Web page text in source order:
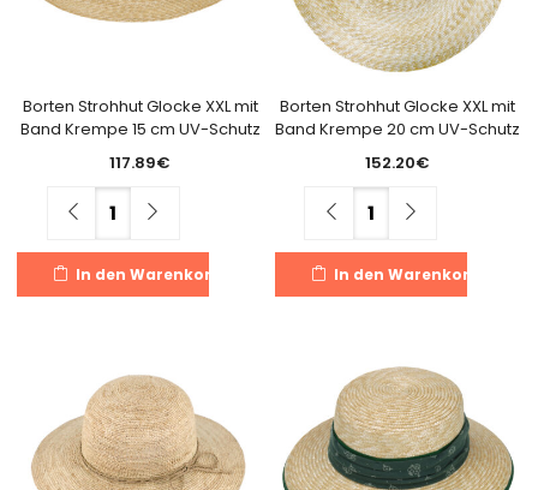
Borten Strohhut Glocke XXL mit
Band Krempe 15 cm UV-Schutz
117.89€
Menge
In den Warenkorb
Borten Strohhut Glocke XXL mit
Band Krempe 20 cm UV-Schutz
152.20€
Menge
In den Warenkorb